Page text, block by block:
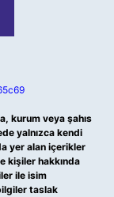
kurum veya şahıs
yalnızca kendi
yer alan içerikler
kişiler hakkında
ile isim
taslak